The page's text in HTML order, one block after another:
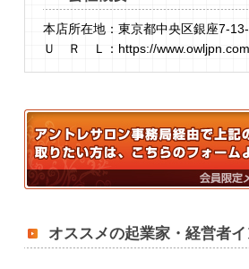
本店所在地：東京都中央区銀座7-
Ｕ Ｒ Ｌ：https://
オススメの起業家・経営者